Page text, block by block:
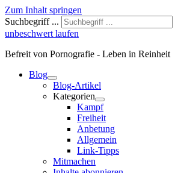
Zum Inhalt springen
Suchbegriff ...
unbeschwert laufen
Befreit von Pornografie - Leben in Reinheit
Blog
Blog-Artikel
Kategorien
Kampf
Freiheit
Anbetung
Allgemein
Link-Tipps
Mitmachen